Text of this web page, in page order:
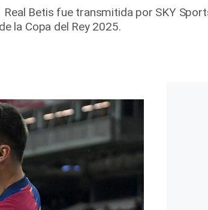
Betis fue transmitida por SKY
la Copa del Rey 2025.